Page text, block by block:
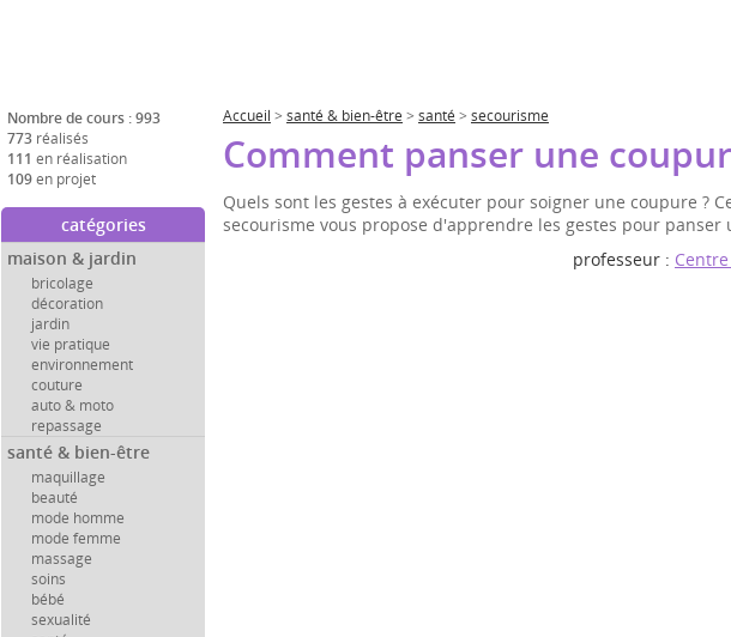
Nombre de cours : 993
773 réalisés
111 en réalisation
109en projet
catégories
maison & jardin
bricolage
décoration
jardin
vie pratique
environnement
couture
auto & moto
repassage
santé & bien-être
maquillage
beauté
mode homme
mode femme
massage
soins
bébé
sexualité
Accueil > santé & bien-être > santé > secourisme
Comment panser une
Quels sont les gestes à exécuter pour soigner une coupure ?
secourisme vous propose d'apprendre les gestes pour panser
professeur :